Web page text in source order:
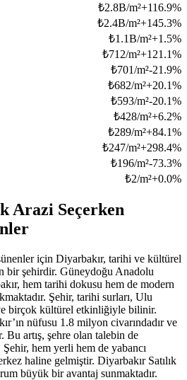
₺2.8B/m²+116.9%
₺2.4B/m²+145.3%
₺1.1B/m²+1.5%
₺712/m²+121.1%
₺701/m²-21.9%
₺682/m²+20.1%
₺593/m²-20.1%
₺428/m²+6.2%
₺289/m²+84.1%
₺247/m²+298.4%
₺196/m²-73.3%
₺2/m²+0.0%
Arazi Seçerken
için Diyarbakır, tarihi ve kültürel
bir şehirdir. Güneydoğu Anadolu
hem tarihi dokusu hem de modern
Şehir, tarihi surları, Ulu
birçok kültürel etkinliğiyle bilinir.
nüfusu 1.8 milyon civarındadır ve
Bu artış, şehre olan talebin de
Şehir, hem yerli hem de yabancı
haline gelmiştir. Diyarbakır Satılık
büyük bir avantaj sunmaktadır.